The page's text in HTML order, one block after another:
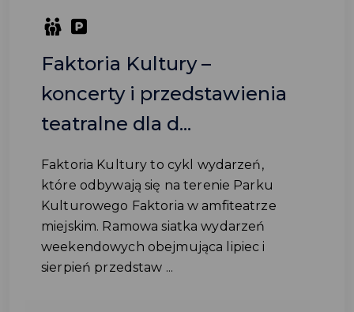
Faktoria Kultury –
koncerty i przedstawienia
teatralne dla d...
Faktoria Kultury to cykl wydarzeń,
które odbywają się na terenie Parku
Kulturowego Faktoria w amfiteatrze
miejskim. Ramowa siatka wydarzeń
weekendowych obejmująca lipiec i
sierpień przedstaw ...